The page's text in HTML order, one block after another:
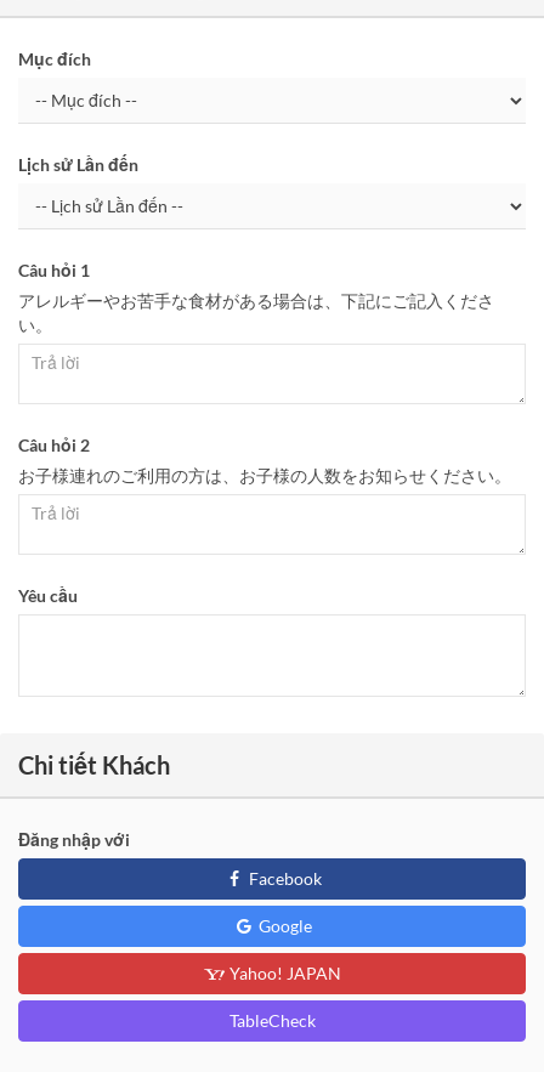
Mục đích
Lịch sử Lần đến
Câu hỏi 1
アレルギーやお苦手な食材がある場合は、下記にご記入くださ
い。
Câu hỏi 2
お子様連れのご利用の方は、お子様の人数をお知らせください。
Yêu cầu
Chi tiết Khách
Đăng nhập với
Facebook
Google
Yahoo! JAPAN
TableCheck